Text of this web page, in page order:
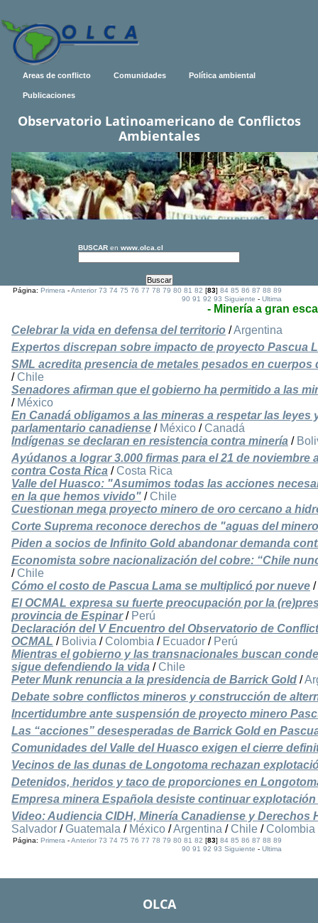
Areas de conflicto Comunidades Política ambiental
Publicaciones
Observatorio Latinoamericano de Conflictos
Ambientales
BUSCAR en www.olca.cl
Página:Primera -Anterior 73 74 75 76 77 78 79 80 81 82 [83]84 85 86 87 88 89
90 91 92 93 Siguiente -Ultima
- Minería a gran
Celebrar la vida en defensa del territorio /Argentina
Expertos discrepan sobre impacto de proyecto Pascua
SML acredita presencia de metales pesados en
/ Chile
Senadores afirman que el gobierno ha permitido a las
/ México
En Canadá obligamos a las mineras a respetar las leyes
parlamentario canadiense / México / Canadá
Indígenas se declaran en resistencia contra minería /
Ayúdanos a lograr 3.000 firmas para el 21 de noviembre
contra Costa Rica / Costa Rica
Valle del Huasco: "Asumimos todas las acciones
en la que hemos vivido" / Chile
Cuestionan mega proyecto minero de oro cercano a
Corte Suprema reconoce derechos de "aguas del
Piden a socios de Infinito Gold abandonar demanda
Economista sobre nacionalización del cobre: “Chile
/ Chile
Cómo el costo de Pascua Lama se multiplicó por nueve /
El OCMAL expresa su fuerte preocupación por la
provincia de Espinar/ Perú
Declaración del V Encuentro del Observatorio de
OCMAL / Bolivia / Colombia / Ecuador / Perú
Mientras el gobierno y las transnacionales buscan
sigue defendiendo la vida / Chile
Peter Munk renuncia a la presidencia de Barrick Gold /
Debate sobre conflictos mineros y construcción de
Incertidumbre ante suspensión de proyecto minero
Las “acciones” desesperadas de Barrick Gold en
Comunidades del Valle del Huasco exigen el cierre
Vecinos de las dunas de Longotoma rechazan
Detenidos, heridos y taco de proporciones en
Empresa minera Española desiste continuar explotación
Video: Audiencia CIDH, Minería Canadiense y Derechos
Salvador / Guatemala / México /Argentina / Chile / Colombia
Página:Primera -Anterior 73 74 75 76 77 78 79 80 81 82 [83]84 85 86 87 88 89
90 91 92 93 Siguiente -Ultima
OLCA